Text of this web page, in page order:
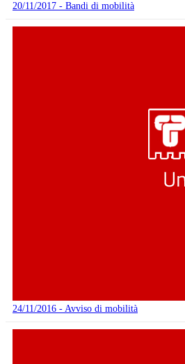
20/11/2017 - Bandi di mobilità
24/11/2016 - Avviso di mobilità